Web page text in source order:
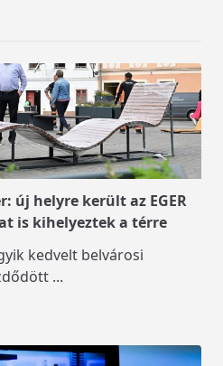
új helyre került az EGER
is kihelyeztek a térre
kedvelt belvárosi
...